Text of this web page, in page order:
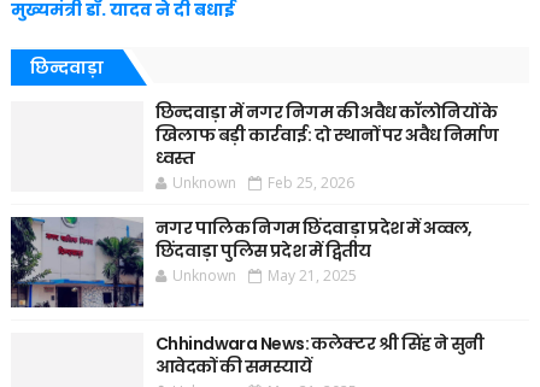
मुख्यमंत्री डॉ. यादव ने दी बधाई
छिन्दवाड़ा
छिन्दवाड़ा में नगर निगम की अवैध कॉलोनियों के
खिलाफ बड़ी कार्रवाई: दो स्थानों पर अवैध निर्माण
ध्वस्त
Unknown Feb 25, 2026
नगर पालिक निगम छिंदवाड़ा प्रदेश में अव्वल,
छिंदवाड़ा पुलिस प्रदेश में द्वितीय
Unknown May 21, 2025
Chhindwara News: कलेक्टर श्री सिंह ने सुनी
आवेदकों की समस्यायें